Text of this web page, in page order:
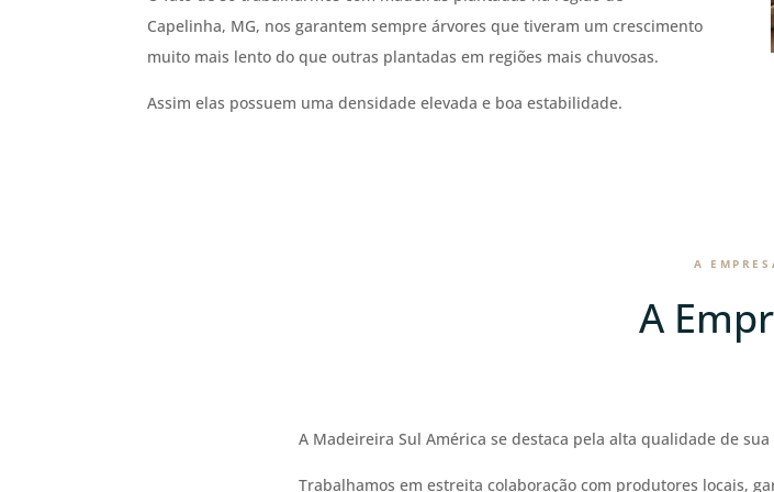
Capelinha, MG, nos garantem sempre árvores que tiveram um crescimento
muito mais lento do que outras plantadas em regiões mais chuvosas.
Assim elas possuem uma densidade elevada e boa estabilidade.
A
A
A Madeireira Sul América se destaca pela alta qualidade de
Trabalhamos em estreita colaboração com produtores locais,